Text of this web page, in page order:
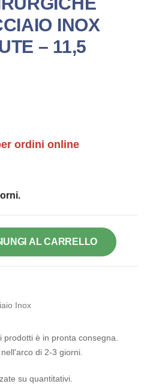
INOX
– 11,5
ordini online
AL CARRELLO
Inox
è in pronta consegna.
di 2-3 giorni.
su quantitativi.